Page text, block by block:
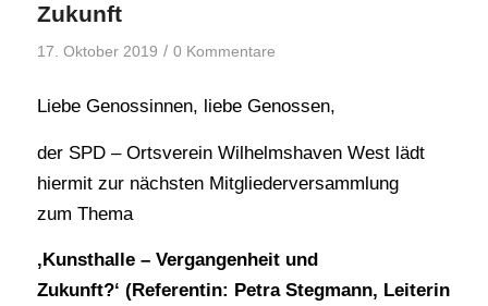
Zukunft
17. Oktober 2019 / 0 Kommentare
Liebe Genossinnen, liebe Genossen,
der SPD – Ortsverein Wilhelmshaven West lädt
hiermit zur nächsten Mitgliederversammlung
zum Thema
‚Kunsthalle – Vergangenheit und
Zukunft?‘ (Referentin: Petra Stegmann, Leiterin